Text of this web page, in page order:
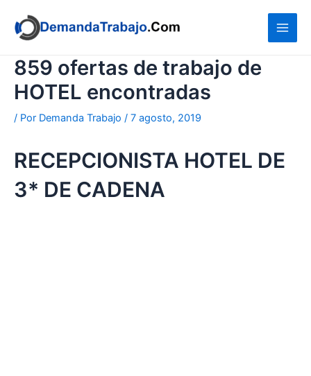
contenido
859 ofertas de trabajo de
HOTEL encontradas
/ Por Demanda Trabajo / 7 agosto, 2019
RECEPCIONISTA HOTEL DE
3* DE CADENA